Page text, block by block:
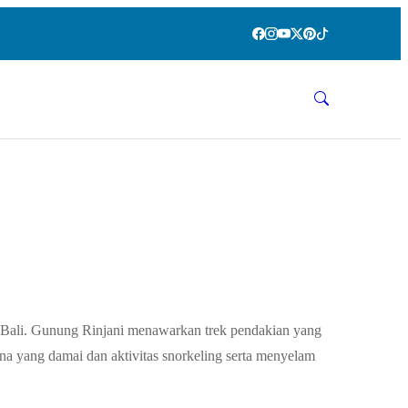
Gunung Rinjani menawarkan trek pendakian yang
yang damai dan aktivitas snorkeling serta menyelam